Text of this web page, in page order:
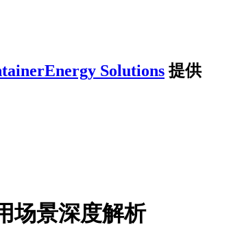
Solutions 提供
场景深度解析